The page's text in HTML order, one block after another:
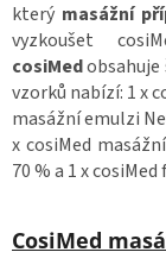
který masážní
vyzkoušet
cosiMedobsahuje
vzorků nabízí: 1 x
masážní emulzi
x cosiMed
70 % a 1 x
CosiMed